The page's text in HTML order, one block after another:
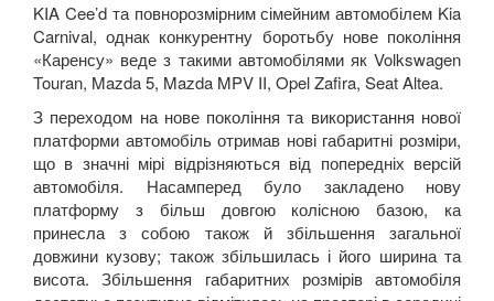
KIA Cee’d та повнорозмірним сімейним автомобілем Kia
Carnival, однак конкурентну боротьбу нове покоління
«Каренсу» веде з такими автомобілями як Volkswagen
Touran, Mazda5, Mazda MPV II, OpelZafira, SeatAltea.
З переходом на нове покоління та використання нової
платформи автомобіль отримав нові габаритні розміри,
що в значні мірі відрізняються від попередніх версій
автомобіля. Насамперед було закладено нову
платформу з більш довгою колісною базою, ка
принесла з собою також й збільшення загальної
довжини кузову; також збільшилась і його ширина та
висота. Збільшення габаритних розмірів автомобіля